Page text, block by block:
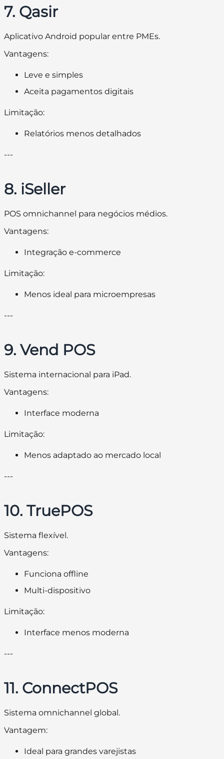
7. Qasir
Aplicativo Android popular entre PMEs.
Vantagens:
Leve e simples
Aceita pagamentos digitais
Limitação:
Relatórios menos detalhados
---
8. iSeller
POS omnichannel para negócios médios.
Vantagens:
Integração e-commerce
Limitação:
Menos ideal para microempresas
---
9. Vend POS
Sistema internacional para iPad.
Vantagens:
Interface moderna
Limitação:
Menos adaptado ao mercado local
---
10. TruePOS
Sistema flexível.
Vantagens:
Funciona offline
Multi-dispositivo
Limitação:
Interface menos moderna
---
11. ConnectPOS
Sistema omnichannel global.
Vantagem:
Ideal para grandes varejistas